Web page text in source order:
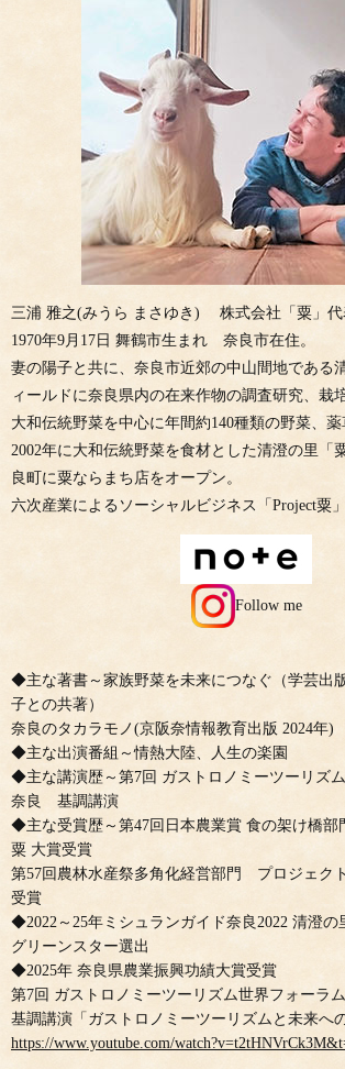
三浦 雅之(みうら まさゆき) 株式会社「粟」代
1970年9月17日 舞鶴市生まれ 奈良市在住。
妻の陽子と共に、奈良市近郊の中山間地である
ィールドに奈良県内の在来作物の調査研究、栽
大和伝統野菜を中心に年間約140種類の野菜、薬
2002年に大和伝統野菜を食材とした清澄の里「
良町に粟ならまち店をオープン。
六次産業によるソーシャルビジネス「Project粟
Follow me
◆主な著書～家族野菜を未来につなぐ（学芸出
子との共著）
奈良のタカラモノ(京阪奈情報教育出版 2024年)
◆主な出演番組～情熱大陸、人生の楽園
◆主な講演歴～第7回 ガストロノミーツーリズ
奈良 基調講演
◆主な受賞歴～第47回日本農業賞 食の架け橋部
粟 大賞受賞
第57回農林水産祭多角化経営部門 プロジェク
受賞
◆2022～25年ミシュランガイド奈良2022 清澄の
グリーンスター選出
◆2025年 奈良県農業振興功績大賞受賞
第7回 ガストロノミーツーリズム世界フォーラ
基調講演「ガストロノミーツーリズムと未来へ
https://www.youtube.com/